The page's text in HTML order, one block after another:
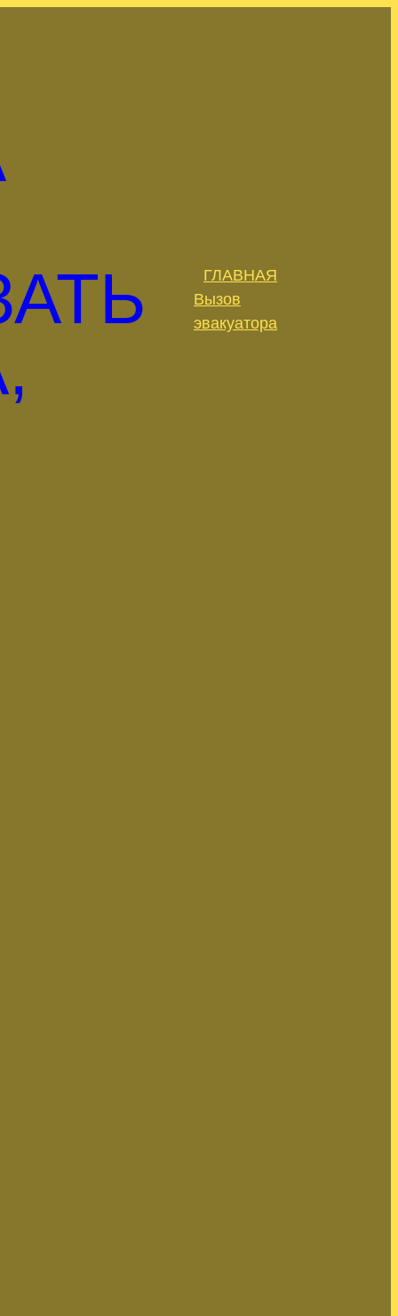
ГЛАВНАЯ
Вызов
эвакуатора